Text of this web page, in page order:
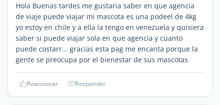
Hola Buenas tardes me gustaria saber en que agencia
de viaje puede viajar mi mascota es una podeel de 4kg
yo estoy en chile y a ella la tengo en venezuela y quisiera
saber si puede viajar sola en que agencia y cuanto
puede costarr... gracias esta pag me encanta porque la
gente se preocupa por el bienestar de sus mascotas
Reaccionar Responder